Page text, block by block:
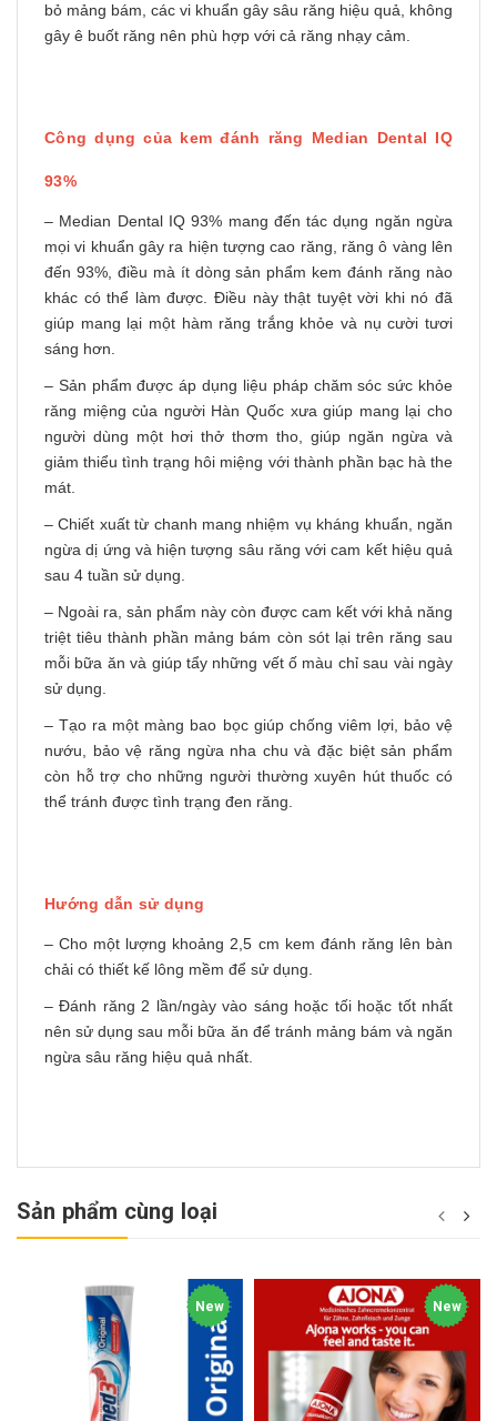
bỏ mảng bám, các vi khuẩn gây sâu răng hiệu quả, không
gây ê buốt răng nên phù hợp với cả răng nhạy cảm.
Công dụng của kem đánh răng Median Dental IQ
93%
– Median Dental IQ 93% mang đến tác dụng ngăn ngừa
mọi vi khuẩn gây ra hiện tượng cao răng, răng ô vàng lên
đến 93%, điều mà ít dòng sản phẩm kem đánh răng nào
khác có thể làm được. Điều này thật tuyệt vời khi nó đã
giúp mang lại một hàm răng trắng khỏe và nụ cười tươi
sáng hơn.
– Sản phẩm được áp dụng liệu pháp chăm sóc sức khỏe
răng miệng của người Hàn Quốc xưa giúp mang lại cho
người dùng một hơi thở thơm tho, giúp ngăn ngừa và
giảm thiểu tình trạng hôi miệng với thành phần bạc hà the
mát.
– Chiết xuất từ chanh mang nhiệm vụ kháng khuẩn, ngăn
ngừa dị ứng và hiện tượng sâu răng với cam kết hiệu quả
sau 4 tuần sử dụng.
– Ngoài ra, sản phẩm này còn được cam kết với khả năng
triệt tiêu thành phần mảng bám còn sót lại trên răng sau
mỗi bữa ăn và giúp tẩy những vết ố màu chỉ sau vài ngày
sử dụng.
– Tạo ra một màng bao bọc giúp chống viêm lợi, bảo vệ
nướu, bảo vệ răng ngừa nha chu và đặc biệt sản phẩm
còn hỗ trợ cho những người thường xuyên hút thuốc có
thể tránh được tình trạng đen răng.
Hướng dẫn sử dụng
– Cho một lượng khoảng 2,5 cm kem đánh răng lên bàn
chải có thiết kế lông mềm để sử dụng.
– Đánh răng 2 lần/ngày vào sáng hoặc tối hoặc tốt nhất
nên sử dụng sau mỗi bữa ăn để tránh mảng bám và ngăn
ngừa sâu răng hiệu quả nhất.
Sản phẩm cùng loại
New New